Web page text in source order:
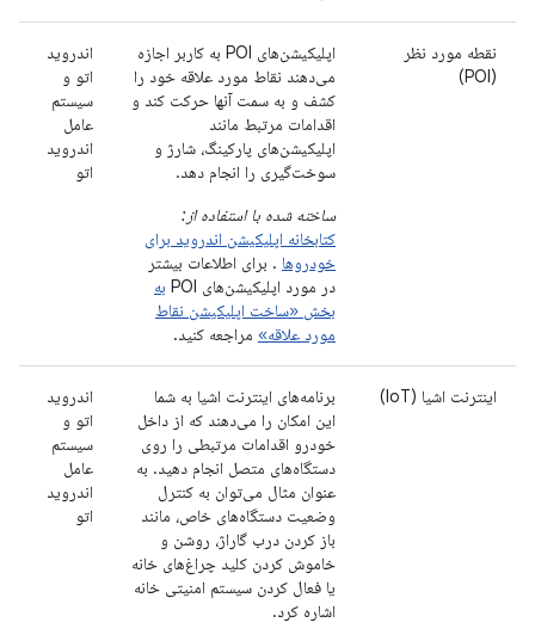
نقطه مورد نظر
(POI)
اپلیکیشن‌های POI به کاربر اجازه
می‌دهند نقاط مورد علاقه خود را
کشف و به سمت آنها حرکت کند و
اقدامات مرتبط مانند
اپلیکیشن‌های پارکینگ، شارژ و
سوخت‌گیری را انجام دهد.
ساخته شده با استفاده از:
کتابخانه اپلیکیشن اندروید برای
خودروها . برای اطلاعات بیشتر
در مورد اپلیکیشن‌های POI
به
بخش «ساخت اپلیکیشن نقاط
مورد علاقه» مراجعه کنید.
اندروید
اتو و
سیستم
عامل
اندروید
اتو
اینترنت اشیا (IoT)
برنامه‌های اینترنت اشیا به شما
این امکان را می‌دهند که از داخل
خودرو اقدامات مرتبطی را روی
دستگاه‌های متصل انجام دهید. به
عنوان مثال می‌توان به کنترل
وضعیت دستگاه‌های خاص، مانند
باز کردن درب گاراژ، روشن و
خاموش کردن کلید چراغ‌های خانه
یا فعال کردن سیستم امنیتی خانه
اشاره کرد.
اندروید
اتو و
سیستم
عامل
اندروید
اتو